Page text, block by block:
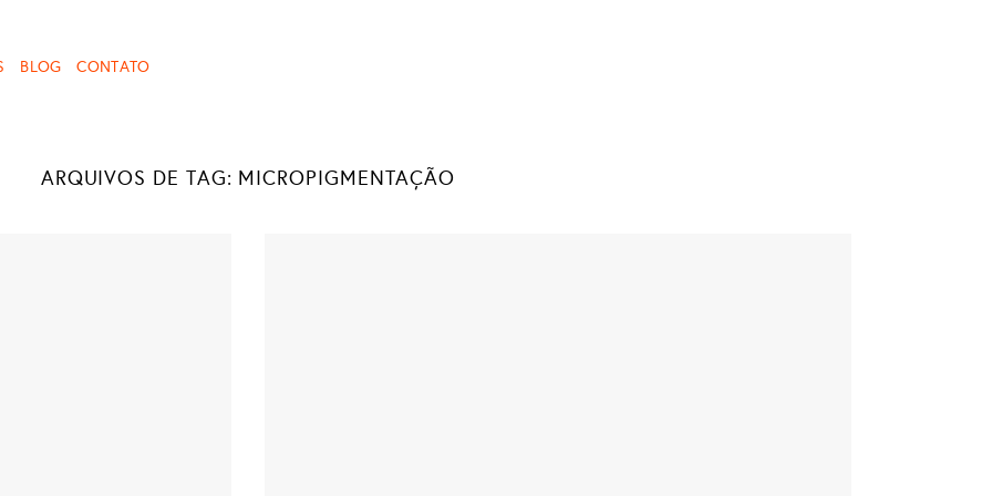
BLOG CONTATO
ARQUIVOS DE TAG: MICROPIGMENTAÇÃO